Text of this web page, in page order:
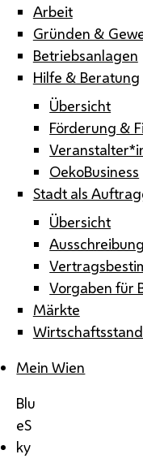
Arbeit
Gründen &
Betriebsanlagen
Hilfe & Beratung
Übersicht
Förderung &
OekoBusiness
Stadt als
Übersicht
Vorgaben für
Märkte
Mein Wien
Blu
eS
ky